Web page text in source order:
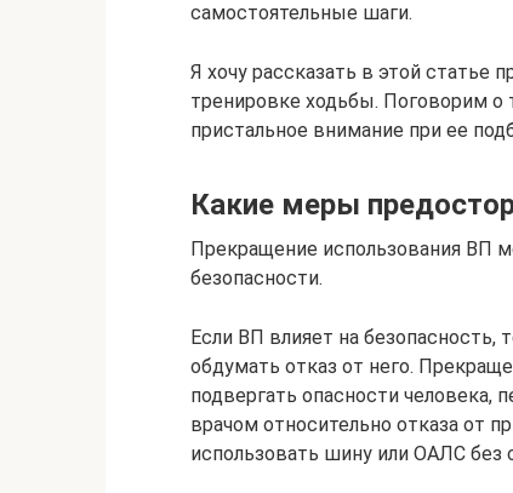
самостоятельные шаги.
Я хочу рассказать в этой статье
тренировке ходьбы. Поговорим о
пристальное внимание при ее
Какие меры
Прекращение использования ВП
безопасности.
Если ВП влияет на безопасность,
обдумать отказ от него.
подвергать опасности человека,
врачом относительно отказа от
использовать шину или ОАЛС без